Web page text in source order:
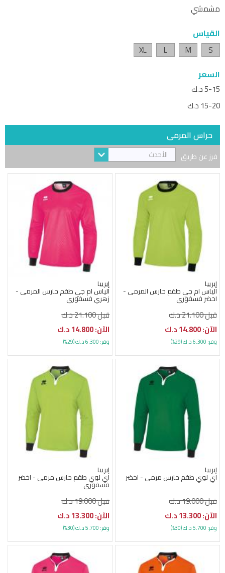
مشمشي
القياس
S
M
L
XL
السعر
5-15 د.ك
15-20 د.ك
حراس المرمى
فرز عن طريق الأحدث
إيرييا
الياس ام جي طقم حارس المرمى -
اخضر فسفوري
قبل 21.100 د.ك
الآن: 14.800 د.ك
وفر: 6.300 د.ك (29%)
إيرييا
الياس ام جي طقم حارس المرمى -
زهري فسفوري
قبل 21.100 د.ك
الآن: 14.800 د.ك
وفر: 6.300 د.ك (29%)
إيرييا
اي لوي طقم حارس مرمى - اخضر
قبل 19.000 د.ك
الآن: 13.300 د.ك
وفر: 5.700 د.ك (30%)
إيرييا
اي لوي طقم حارس مرمى - اخضر
فسفوري
قبل 19.000 د.ك
الآن: 13.300 د.ك
وفر: 5.700 د.ك (30%)